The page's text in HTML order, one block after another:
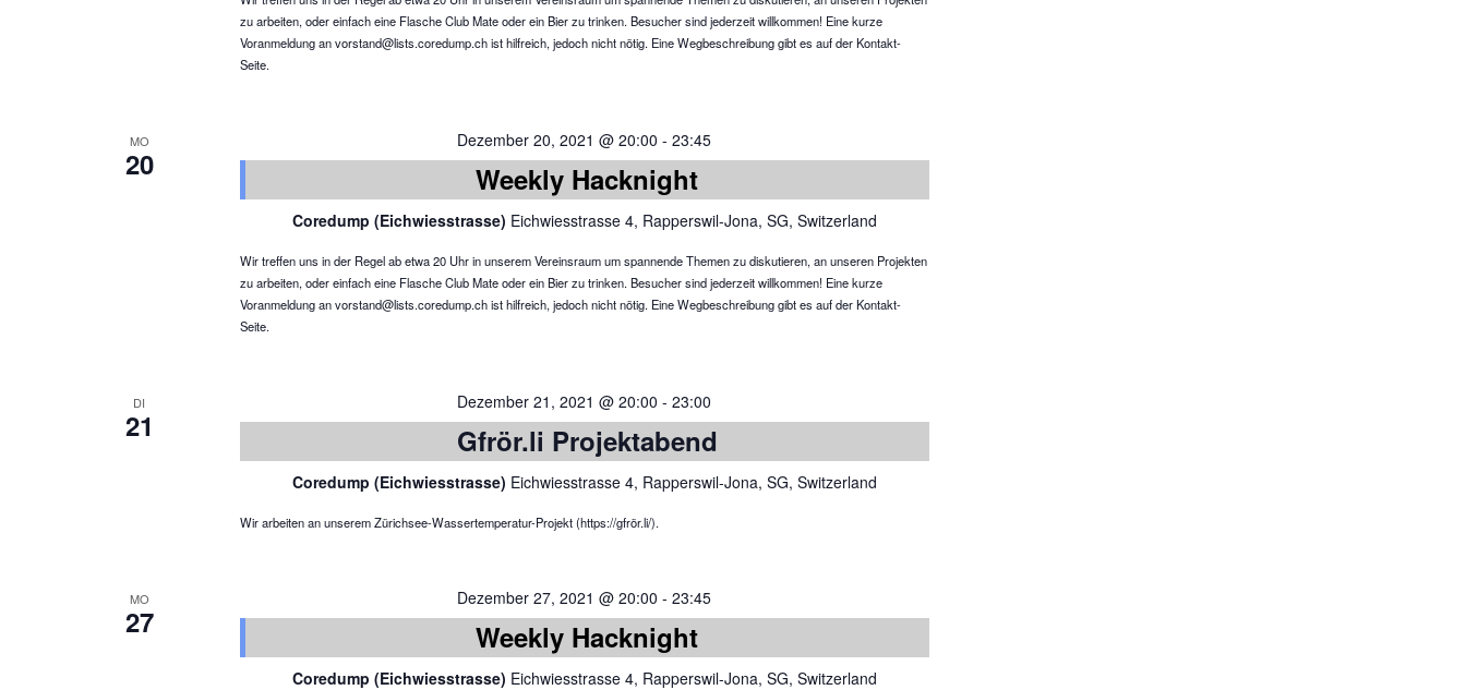
zu arbeiten, oder einfach eine Flasche Club Mate oder ein Bier zu trinken. Besucher sind jederzeit willkommen! Eine kurze
Voranmeldung an vorstand@lists.coredump.ch ist hilfreich, jedoch nicht nötig. Eine Wegbeschreibung gibt es auf der Kontakt-
Seite.
MO
20
Dezember 20, 2021 @ 20:00 -23:45
Weekly Hacknight
Coredump (Eichwiesstrasse) Eichwiesstrasse 4, Rapperswil-Jona, SG, Switzerland
Wir treffen uns in der Regel ab etwa 20 Uhr in unserem Vereinsraum um spannende Themen zu diskutieren, an unseren Projekten
zu arbeiten, oder einfach eine Flasche Club Mate oder ein Bier zu trinken. Besucher sind jederzeit willkommen! Eine kurze
Voranmeldung an vorstand@lists.coredump.ch ist hilfreich, jedoch nicht nötig. Eine Wegbeschreibung gibt es auf der Kontakt-
Seite.
DI
21
Dezember 21, 2021 @ 20:00 -23:00
Gfrör.li Projektabend
Coredump (Eichwiesstrasse) Eichwiesstrasse 4, Rapperswil-Jona, SG, Switzerland
Wir arbeiten an unserem Zürichsee-Wassertemperatur-Projekt (https://gfrör.li/).
MO
27
Dezember 27, 2021 @ 20:00 -23:45
Weekly Hacknight
Coredump (Eichwiesstrasse) Eichwiesstrasse 4, Rapperswil-Jona, SG, Switzerland